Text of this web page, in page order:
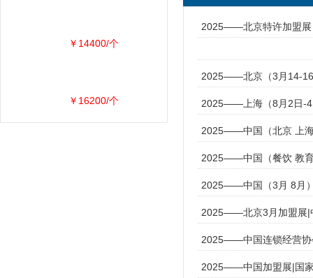
2025——北京特许加盟展
2025——北京（3月14-
2025——上海（8月2日-4
2025——中国（北京 上
2025——中国（餐饮 教
2025——中国（3月 8月
2025——北京3月加盟展|
2025——中国连锁经营协
2025——中国加盟展|国
￥14400/个
￥16200/个